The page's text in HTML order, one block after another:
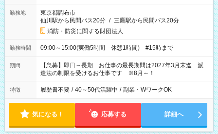
勤務地
東京都調布市
仙川駅から民間バス20分 / 三鷹駅から民間バス20分
消防・防災に関する財団法人
勤務時間 09:00～15:00(実働5時間 休憩1時間) #15時まで
期間
【急募】即日～長期 お仕事の最長期間は2027年3月末迄 派
遣法の制限を受けるお仕事です ※8月～！
特徴 履歴書不要 / 40～50代活躍中 / 副業・WワークOK
気になる！ 応募する 詳細へ